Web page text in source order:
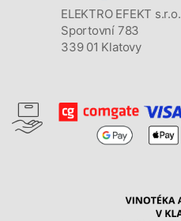
ELEKTRO EFEKT s.r.o.
Sportovní 783
339 01 Klatovy